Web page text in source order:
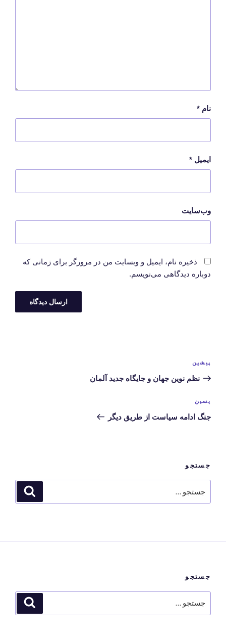
نام *
ایمیل *
وب‌سایت
ذخیره نام، ایمیل و وبسایت من در مرورگر برای زمانی که
دوباره دیدگاهی می‌نویسم.
نوشته
قبلی
پیشین
نظم نوین جهان و جایگاه جدید آلمان
نوشته‌ی
بعدی
پسین
جنگ ادامه سیاست از طریق دیگر
جستجو
برای
جستجو
جستجو
برای
جستجو